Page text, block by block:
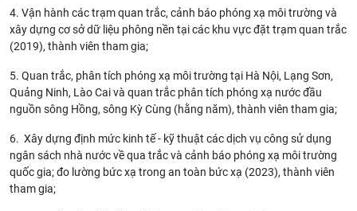
4. Vận hành các trạm quan trắc, cảnh báo phóng xạ môi trường và
xây dựng cơ sở dữ liệu phông nền tại các khu vực đặt trạm quan trắc
(2019), thành viên tham gia;
5. Quan trắc, phân tích phóng xạ môi trường tại Hà Nội, Lạng Sơn,
Quảng Ninh, Lào Cai và quan trắc phân tích phóng xạ nước đầu
nguồn sông Hồng, sông Kỳ Cùng (hằng năm), thành viên tham gia;
6. Xây dựng định mức kinh tế - kỹ thuật các dịch vụ công sử dụng
ngân sách nhà nước về qua trắc và cảnh báo phóng xạ môi trường
quốc gia; đo lường bức xạ trong an toàn bức xạ (2023), thành viên
tham gia;